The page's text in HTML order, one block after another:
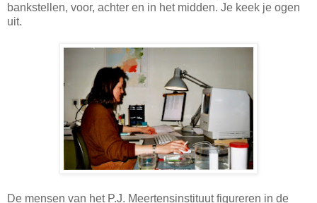
bankstellen, voor, achter en in het midden. Je keek je ogen
uit.
De mensen van het P.J. Meertensinstituut figureren in de